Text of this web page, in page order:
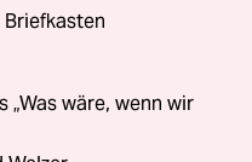
„Was wäre, wenn wir